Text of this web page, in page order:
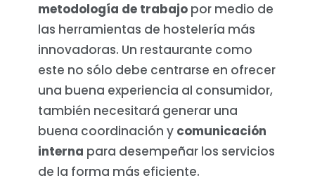
metodología de trabajopor medio de
las herramientas de hostelería más
innovadoras. Un restaurante como
este no sólo debe centrarse en ofrecer
una buena experiencia al consumidor,
también necesitará generar una
buena coordinación y comunicación
interna para desempeñar los servicios
de la forma más eficiente.